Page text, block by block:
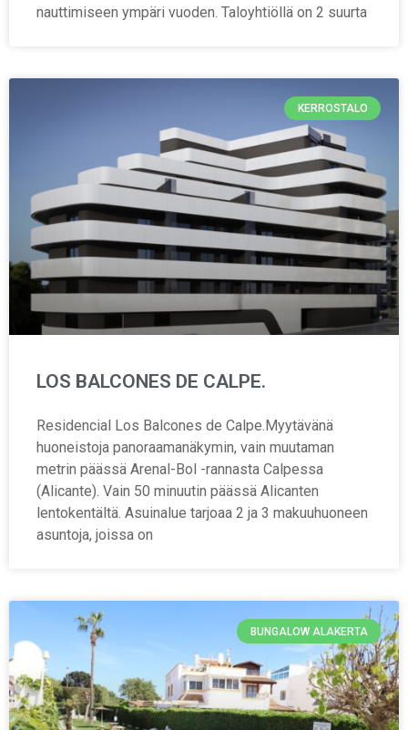
nauttimiseen ympäri vuoden. Taloyhtiöllä on 2 suurta
KERROSTALO
LOS BALCONES DE CALPE.
Residencial Los Balcones de Calpe.Myytävänä
huoneistoja panoraamanäkymin, vain muutaman
metrin päässä Arenal-Bol -rannasta Calpessa
(Alicante). Vain 50 minuutin päässä Alicanten
lentokentältä. Asuinalue tarjoaa 2 ja 3 makuuhuoneen
asuntoja, joissa on
BUNGALOW ALAKERTA